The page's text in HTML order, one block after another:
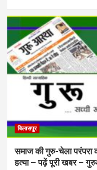
बिलासपुर
समाज की गुरु-चेला परंपरा
हत्या – पढ़ें पूरी खबर –